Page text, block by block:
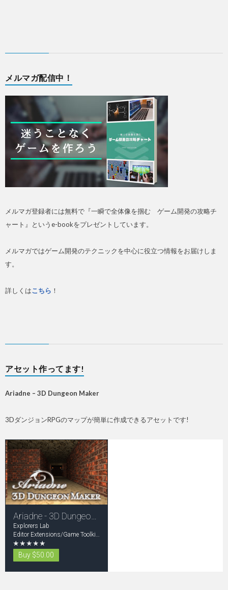
メルマガ配信中！
メルマガ登録者には無料で『一瞬で全体像を掴む ゲーム開発の攻略チ
ャート』というe-bookをプレゼントしています。
メルマガではゲーム開発のテクニックを中心に役立つ情報をお届けしま
す。
詳しくはこちら ！
アセット作ってます!
Ariadne – 3D Dungeon Maker
3DダンジョンRPGのマップが簡単に作成できるアセットです!